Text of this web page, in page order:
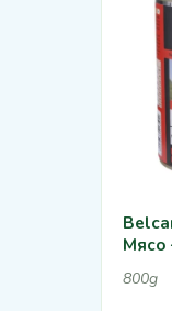
Мясо
800g